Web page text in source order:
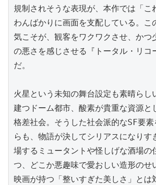
規制されそうな表現が、本作では「こ
わんばかりに画面を支配している。こ
気こそが、観客をワクワクさせ、かつ
の悪さを感じさせる『トータル・リコ
だ。
火星という未知の舞台設定も素晴らし
建つドーム都市、酸素が貴重な資源と
格差社会。そうした社会派的なSF要
らも、物語が決してシリアスになりす
場するミュータントや怪しげな酒場の
つ、どこか悪趣味で愛おしい造形のせ
映画が持つ「整いすぎた美しさ」とは